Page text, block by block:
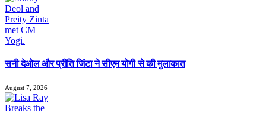
सनी देओल और प्रीति जिंटा ने सीएम योगी से की मुलाकात
August 7, 2026